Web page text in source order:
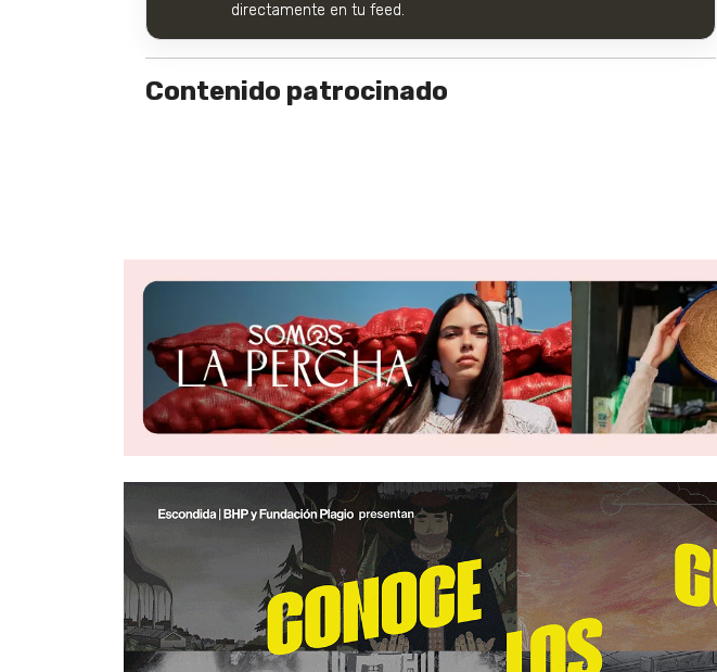
directamente en tu feed.
Contenido patrocinado